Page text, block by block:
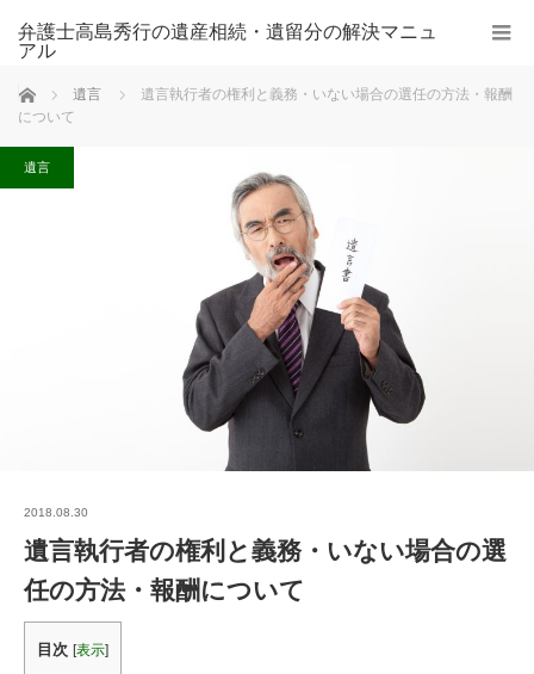
弁護士高島秀行の遺産相続・遺留分の解決マニュ
アル
ホーム 遺言
遺言執行者の権利と義務・いない場合の選任の方法・報酬
について
遺言
2018.08.30
遺言執行者の権利と義務・いない場合の選
任の方法・報酬について
目次 [表示]